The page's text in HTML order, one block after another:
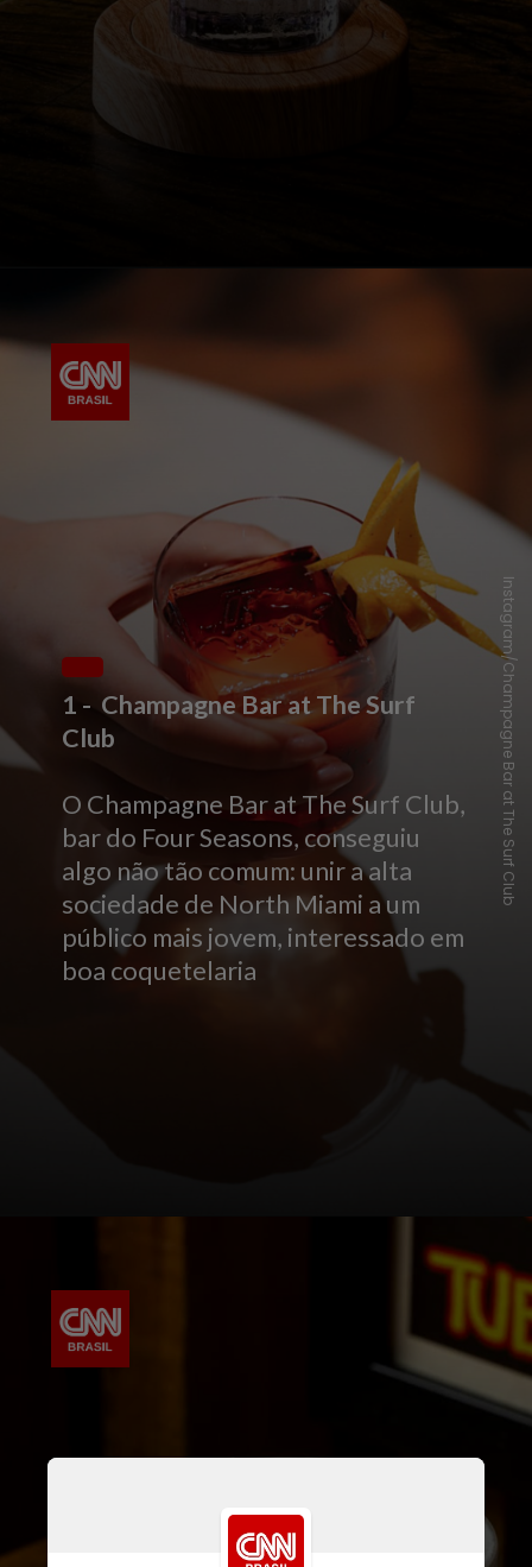
1 - Champagne Bar at The Surf
Club
O Champagne Bar at The Surf Club,
bar do Four Seasons, conseguiu
algo não tão comum: unir a alta
sociedade de North Miami a um
público mais jovem, interessado em
boa coquetelaria
Instagram/Champagne Bar at The Surf Club